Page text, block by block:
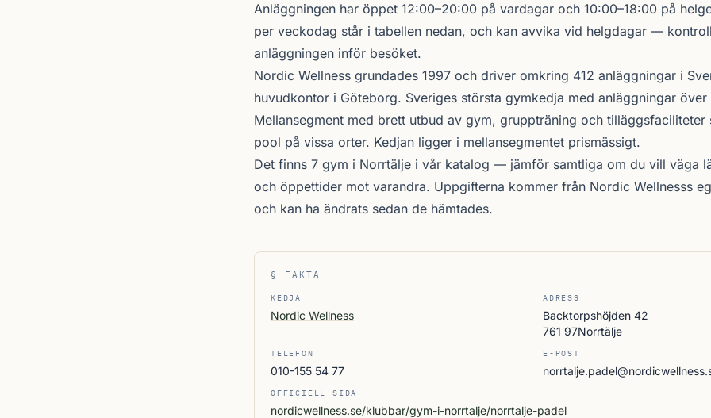
Anläggningen har öppet 12:00–20:00 på vardagar och 10:00–18:00 på
per veckodag står i tabellen nedan, och kan avvika vid helgdagar —
anläggningen inför besöket.
Nordic Wellness grundades 1997 och driver omkring 412 anläggningar i
huvudkontor i Göteborg. Sveriges största gymkedja med anläggningar över
Mellansegment med brett utbud av gym, gruppträning och tilläggsfaciliteter
pool på vissa orter. Kedjan ligger i mellansegmentet prismässigt.
Det finns 7 gym i Norrtälje i vår katalog — jämför samtliga om du vill väga
och öppettider mot varandra. Uppgifterna kommer från Nordic Wellnesss
och kan ha ändrats sedan de hämtades.
§ FAKTA
KEDJA
Nordic Wellness
ADRESS
Backtorpshöjden 42
761 97Norrtälje
TELEFON
010-155 54 77
E-POST
OFFICIELL SIDA
nordicwellness.se/klubbar/gym-i-norrtalje/norrtalje-padel